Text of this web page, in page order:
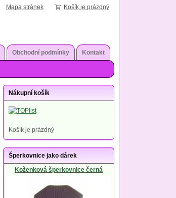
Košík je prázdný
Mapa stránek
Obchodní podmínky Kontakt
Nákupní košík
Košík je prázdný
Šperkovnice jako dárek
Koženková šperkovnice černá